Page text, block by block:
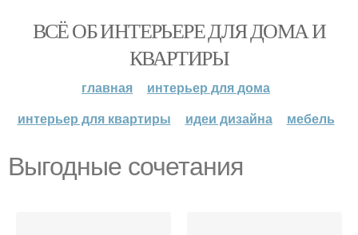
ВСЁ ОБ ИНТЕРЬЕРЕ ДЛЯ ДОМА И
КВАРТИРЫ
главная
интерьер для дома
интерьер для квартиры
идеи дизайна мебель
Выгодные сочетания